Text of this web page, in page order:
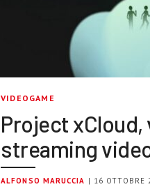
VIDEOGAME
Project xCloud,
streaming
ALFONSO MARUCCIA | 16 OTTOBRE